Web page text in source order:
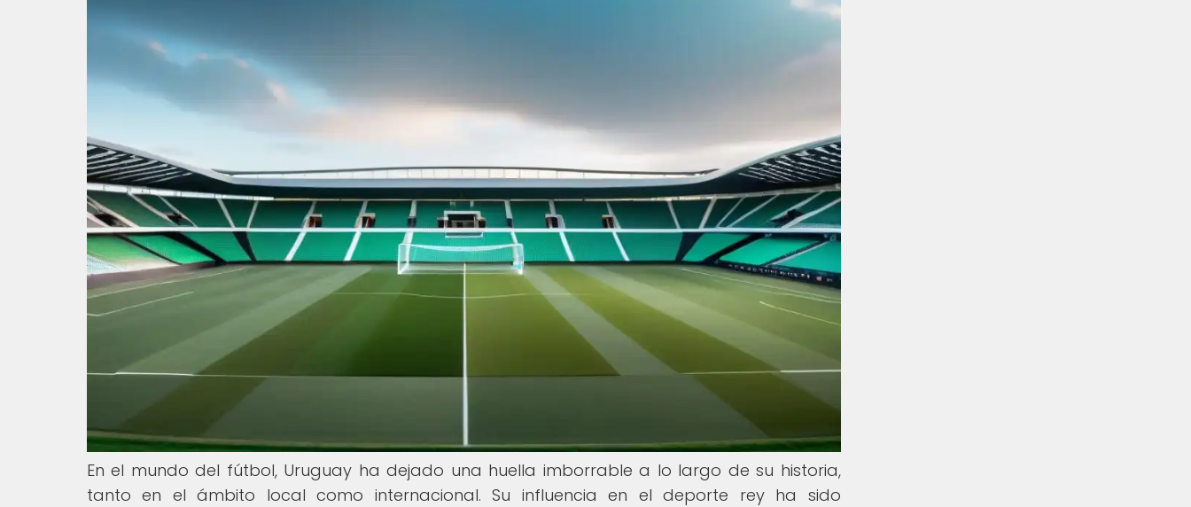
En el mundo del fútbol, Uruguay ha dejado una huella imborrable a lo largo de su historia,
tanto en el ámbito local como internacional. Su influencia en el deporte rey ha sido